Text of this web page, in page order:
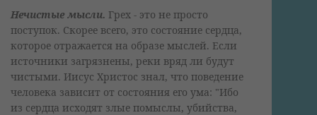
Нечистые мысли. Грех - это не просто
поступок. Скорее всего, это состояние сердца,
которое отражается на образе мыслей. Если
источники загрязнены, реки вряд ли будут
чистыми. Иисус Христос знал, что поведение
человека зависит от состояния его ума: "Ибо
из сердца исходят злые помыслы, убийства,